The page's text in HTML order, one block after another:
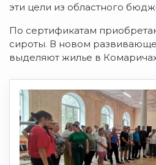
эти цели из областного
По сертификатам
сироты. В новом
выделяют жилье в